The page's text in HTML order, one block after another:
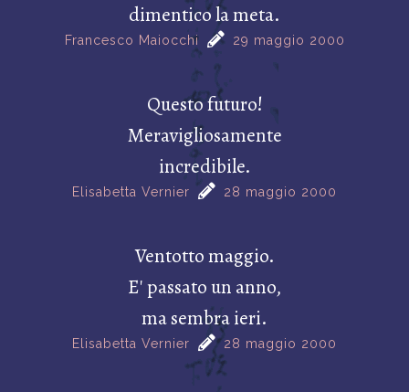
dimentico la meta.
Francesco Maiocchi 29 maggio 2000
Questo futuro!
Meravigliosamente
incredibile.
Elisabetta Vernier 28 maggio 2000
Ventotto maggio.
E' passato un anno,
ma sembra ieri.
Elisabetta Vernier 28 maggio 2000